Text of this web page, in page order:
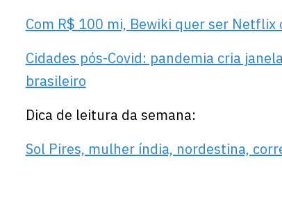
Com R$ 100 mi, Bewiki quer ser
Cidades pós-Covid: pandemia cria
brasileiro
Dica de leitura da semana:
Sol Pires, mulher índia, nordestina,